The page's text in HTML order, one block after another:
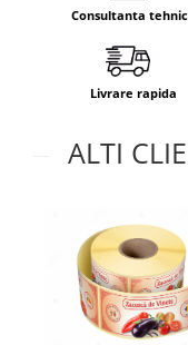
Consultanta
Livrare rapida
ALTI